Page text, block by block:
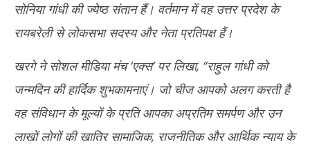
सोनिया गांधी की ज्येष्ठ संतान हैं। वर्तमान में वह उत्तर प्रदेश के
रायबरेली से लोकसभा सदस्य और नेता प्रतिपक्ष हैं।
खरगे ने सोशल मीडिया मंच ‘एक्स’ पर लिखा, ‘‘राहुल गांधी को
जन्मदिन की हार्दिक शुभकामनाएं। जो चीज आपको अलग करती है
वह संविधान के मूल्यों के प्रति आपका अप्रतिम समर्पण और उन
लाखों लोगों की खातिर सामाजिक, राजनीतिक और आर्थिक न्याय के